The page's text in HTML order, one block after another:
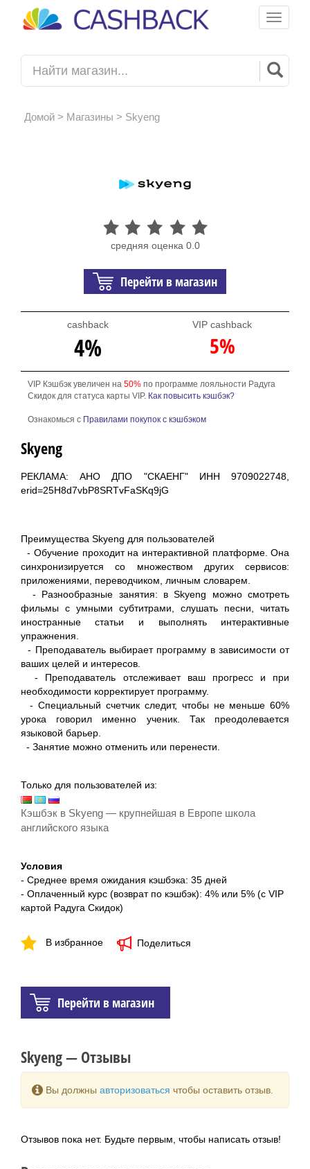
Toggle
Домой> Магазины > Skyeng
средняя оценка 0.0
Перейти в магазин
cashback
4%
VIP cashback
5%
VIP Кэшбэк увеличен на 50%по программе лояльности Радуга
Скидок для статуса карты VIP. Как повысить кэшбэк?
Ознакомься с Правилами покупок с кэшбэком
Skyeng
РЕКЛАМА: АНО ДПО "СКАЕНГ" ИНН 9709022748,
erid=25H8d7vbP8SRTvFaSKq9jG
Преимущества Skyeng для пользователей
- Обучение проходит на интерактивной платформе. Она
синхронизируется со множеством других сервисов:
приложениями, переводчиком, личным словарем.
- Разнообразные занятия: в Skyeng можно смотреть
фильмы с умными субтитрами, слушать песни, читать
иностранные статьи и выполнять интерактивные
упражнения.
- Преподаватель выбирает программу в зависимости от
ваших целей и интересов.
- Преподаватель отслеживает ваш прогресс и при
необходимости корректирует программу.
- Специальный счетчик следит, чтобы не меньше 60%
урока говорил именно ученик. Так преодолевается
языковой барьер.
- Занятие можно отменить или перенести.
Только для пользователей из:
Кэшбэк в Skyeng — крупнейшая в Европе школа
английского языка
Условия
- Среднее время ожидания кэшбэка: 35 дней
- Оплаченный курс (возврат по кэшбэк): 4% или 5% (с VIP
картой Радуга Скидок)
В избранное Поделиться
Перейти в магазин
Skyeng — Отзывы
Вы должны авторизоваться чтобы оставить отзыв.
Отзывов пока нет. Будьте первым, чтобы написать отзыв!